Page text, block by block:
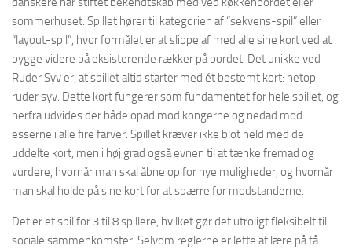
sommerhuset. Spillet hører til kategorien af “sekvens-spil” eller
“layout-spil”, hvor formålet er at slippe af med alle sine kort ved at
bygge videre på eksisterende rækker på bordet. Det unikke ved
Ruder Syv er, at spillet altid starter med ét bestemt kort: netop
ruder syv. Dette kort fungerer som fundamentet for hele spillet, og
herfra udvides der både opad mod kongerne og nedad mod
esserne i alle fire farver. Spillet kræver ikke blot held med de
uddelte kort, men i høj grad også evnen til at tænke fremad og
vurdere, hvornår man skal åbne op for nye muligheder, og hvornår
man skal holde på sine kort for at spærre for modstanderne.
Det er et spil for 3 til 8 spillere, hvilket gør det utroligt fleksibelt til
sociale sammenkomster. Selvom reglerne er lette at lære på få